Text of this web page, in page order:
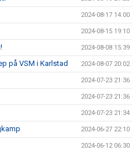
2024-08-17 14:00
2024-08-15 19:10
2024-08-08 15:39
på VSM i Karlstad 2024-08-07 20:02
2024-07-23 21:36
2024-07-23 21:36
2024-07-23 21:34
2024-06-27 22:10
2024-06-12 06:30